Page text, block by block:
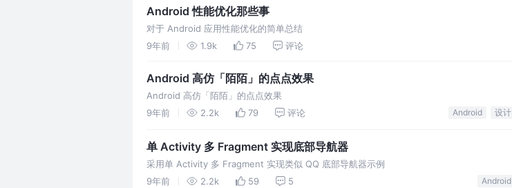
Android 性能优化那些事
对于 Android 应用性能优化的简单总结
9年前
1.9k 75 评论
Android 高仿「陌陌」的点点效果
Android 高仿「陌陌」的点点效果
9年前
2.2k 79 评论 Android 设计
单 Activity 多 Fragment 实现底部导航器
采用单 Activity 多 Fragment 实现类似 QQ 底部导航器示例
9年前
2.2k 59 5 Android